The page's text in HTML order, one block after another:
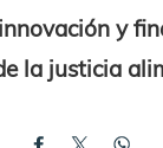
y
la justicia